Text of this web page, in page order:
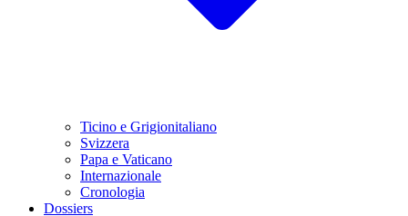
Ticino e Grigionitaliano
Svizzera
Papa e Vaticano
Internazionale
Cronologia
Dossiers